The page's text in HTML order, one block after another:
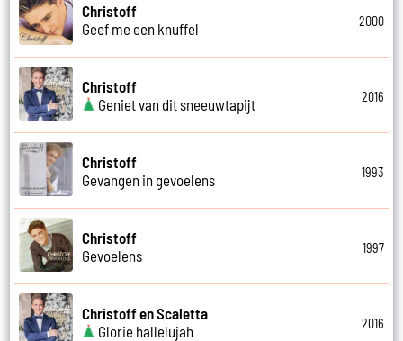
Christoff
Geef me een knuffel
2000
Christoff
Geniet van dit sneeuwtapijt
2016
Christoff
Gevangen in gevoelens
1993
Christoff
Gevoelens
1997
Christoff en Scaletta
Glorie hallelujah
2016